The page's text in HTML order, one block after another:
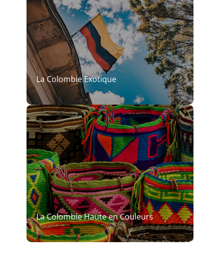
La Colombie Exotique
La Colombie Haute en Couleurs